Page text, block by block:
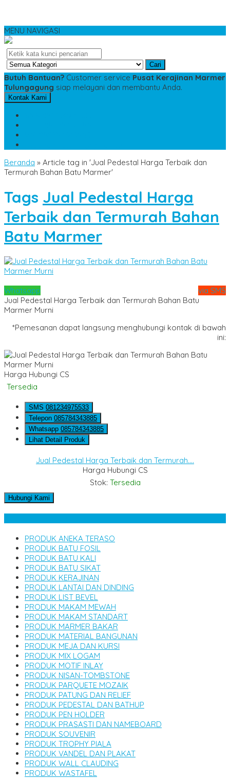
MENU NAVIGASI
Cari
Butuh Bantuan? Customer service Pusat Kerajinan Marmer
Tulungagung siap melayani dan membantu Anda.
Kontak Kami
Beranda » Article tag in 'Jual Pedestal Harga Terbaik dan
Termurah Bahan Batu Marmer'
Tags Jual Pedestal Harga
Terbaik dan Termurah Bahan
Batu Marmer
Whatsapp
via SMS
Jual Pedestal Harga Terbaik dan Termurah Bahan Batu
Marmer Murni
*Pemesanan dapat langsung menghubungi kontak di bawah
ini:
Harga Hubungi CS
Tersedia
SMS 081234975533
Telepon 085784343885
Whatsapp 085784343885
Lihat Detail Produk
Jual Pedestal Harga Terbaik dan Termurah....
Harga Hubungi CS
Stok: Tersedia
Hubungi Kami
PRODUK ANEKA TERASO
PRODUK BATU FOSIL
PRODUK BATU KALI
PRODUK BATU SIKAT
PRODUK KERAJINAN
PRODUK LANTAI DAN DINDING
PRODUK LIST BEVEL
PRODUK MAKAM MEWAH
PRODUK MAKAM STANDART
PRODUK MARMER BAKAR
PRODUK MATERIAL BANGUNAN
PRODUK MEJA DAN KURSI
PRODUK MIX LOGAM
PRODUK MOTIF INLAY
PRODUK NISAN-TOMBSTONE
PRODUK PARQUETE MOZAIK
PRODUK PATUNG DAN RELIEF
PRODUK PEDESTAL DAN BATHUP
PRODUK PEN HOLDER
PRODUK PRASASTI DAN NAMEBOARD
PRODUK SOUVENIR
PRODUK TROPHY PIALA
PRODUK VANDEL DAN PLAKAT
PRODUK WALL CLAUDING
PRODUK WASTAFEL